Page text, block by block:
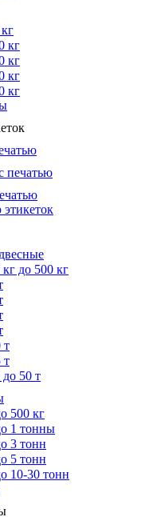
кг
кг
кг
кг
печатью
до 500 кг
т
т
50 т
500 кг
1 тонны
3 тонн
5 тонн
10-30 тонн